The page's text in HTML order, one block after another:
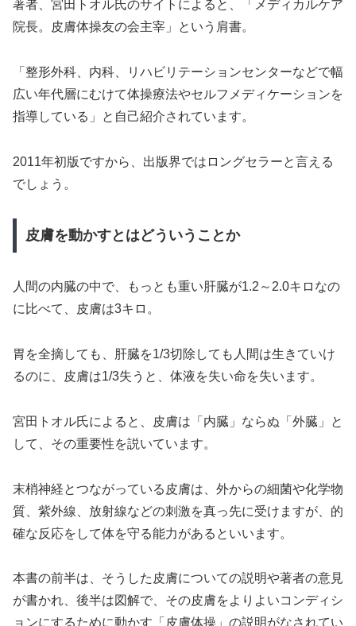
著者、宮田トオル氏のサイトによると、「メディカルケア
院長。皮膚体操友の会主宰」という肩書。
「整形外科、内科、リハビリテーションセンターなどで幅
広い年代層にむけて体操療法やセルフメディケーションを
指導している」と自己紹介されています。
2011年初版ですから、出版界ではロングセラーと言える
でしょう。
皮膚を動かすとはどういうことか
人間の内臓の中で、もっとも重い肝臓が1.2～2.0キロなの
に比べて、皮膚は3キロ。
胃を全摘しても、肝臓を1/3切除しても人間は生きていけ
るのに、皮膚は1/3失うと、体液を失い命を失います。
宮田トオル氏によると、皮膚は「内臓」ならぬ「外臓」と
して、その重要性を説いています。
末梢神経とつながっている皮膚は、外からの細菌や化学物
質、紫外線、放射線などの刺激を真っ先に受けますが、的
確な反応をして体を守る能力があるといいます。
本書の前半は、そうした皮膚についての説明や著者の意見
が書かれ、後半は図解で、その皮膚をよりよいコンディシ
ョンにするために動かす「皮膚体操」の説明がなされてい